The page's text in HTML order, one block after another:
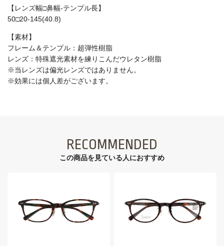
【レンズ幅□鼻幅-テンプル長】
50□20-145(40.8)
【素材】
フレーム＆テンプル：超弾性樹脂
レンズ：特殊遮光素材を練りこんだウレタン樹脂
※当レンズは偏光レンズではありません。
※効果には個人差がございます。
RECOMMENDED
この商品を見ている⼈におすすめ